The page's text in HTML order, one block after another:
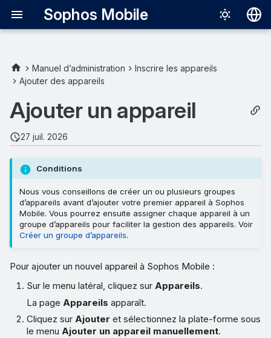
Sophos Mobile
Français
Manuel d’administration
Inscrire les appareils
Ajouter des appareils
Ajouter un appareil
27 juil. 2026
Conditions
Nous vous conseillons de créer un ou plusieurs groupes
d’appareils avant d’ajouter votre premier appareil à Sophos
Mobile. Vous pourrez ensuite assigner chaque appareil à un
groupe d’appareils pour faciliter la gestion des appareils. Voir
Créer un groupe d’appareils.
Pour ajouter un nouvel appareil à Sophos Mobile :
Sur le menu latéral, cliquez surAppareils.
La page Appareils apparaît.
Cliquez surAjouter et sélectionnez la plate-forme sous
le menuAjouter un appareil manuellement.